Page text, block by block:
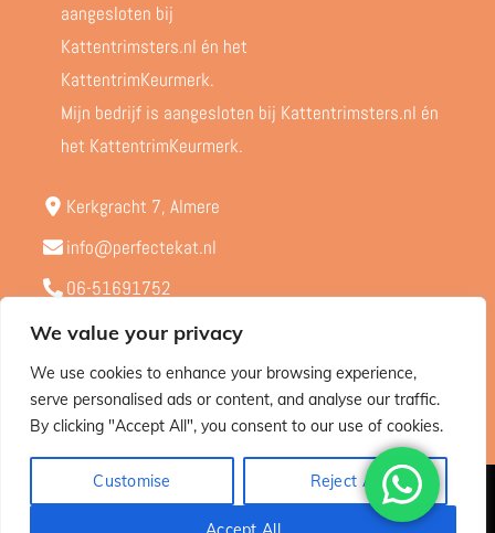
We value your privacy
We use cookies to enhance your browsing experience,
serve personalised ads or content, and analyse our traffic.
By clicking "Accept All", you consent to our use of cookies.
Customise Reject All
Mijn bedrijf is aangesloten bij Kattentrimsters.nl én
het KattentrimKeurmerk.
Kerkgracht 7, Almere
info@perfectekat.nl
06-51691752
Kvk - 65424603
BTW - NL001910038B71
© Perfectekat.nl 2015 – 2025 |Privacybeleid